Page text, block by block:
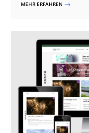
MEHR ERFAHREN $